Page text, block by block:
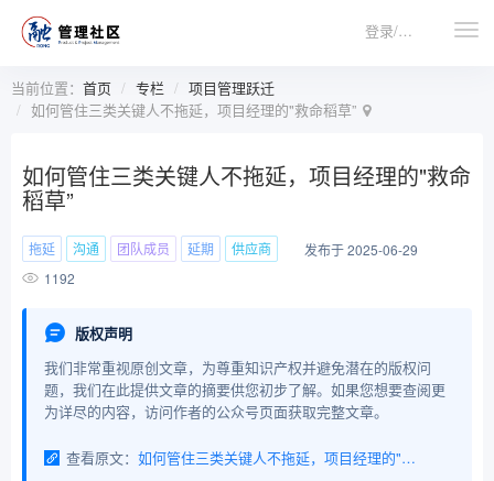
登录/注册
当前位置： 首页 专栏
项目管理跃迁
如何管住三类关键人不拖延，项目经理的"救命稻草”
如何管住三类关键人不拖延，项目经理的"救命
稻草”
拖延 沟通 团队成员 延期 供应商
发布于 2025-06-29
1192
版权声明
我们非常重视原创文章，为尊重知识产权并避免潜在的版权问
题，我们在此提供文章的摘要供您初步了解。如果您想要查阅更
为详尽的内容，访问作者的公众号页面获取完整文章。
查看原文：
如何管住三类关键人不拖延，项目经理的"救命稻草”